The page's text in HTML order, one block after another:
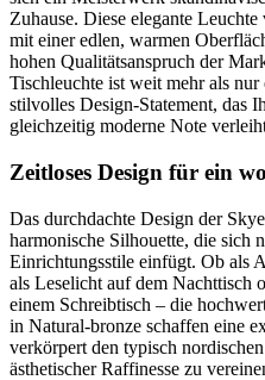
Zuhause. Diese elegante
mit einer edlen, warmen
hohen Qualitätsanspruch der
Tischleuchte ist weit mehr als
stilvolles Design-Statement, das
gleichzeitig moderne Note
Zeitloses Design für ein
Das durchdachte Design der
harmonische Silhouette, die sich
Einrichtungsstile einfügt. Ob als
als Leselicht auf dem Nachttisch
einem Schreibtisch – die
in Natural-bronze schaffen eine
verkörpert den typisch
ästhetischer Raffinesse zu